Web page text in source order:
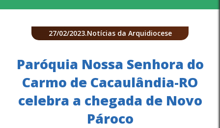
27/02/2023.Notícias da Arquidiocese
Paróquia Nossa Senhora do
Carmo de Cacaulândia-RO
celebra a chegada de Novo
Pároco